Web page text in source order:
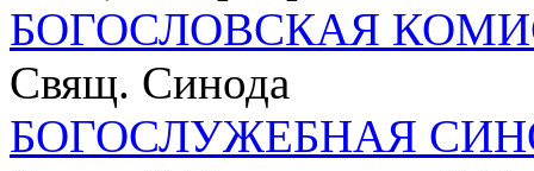
БОГОСЛОВСКАЯ
Свящ. Синода
БОГОСЛУЖЕБНАЯ